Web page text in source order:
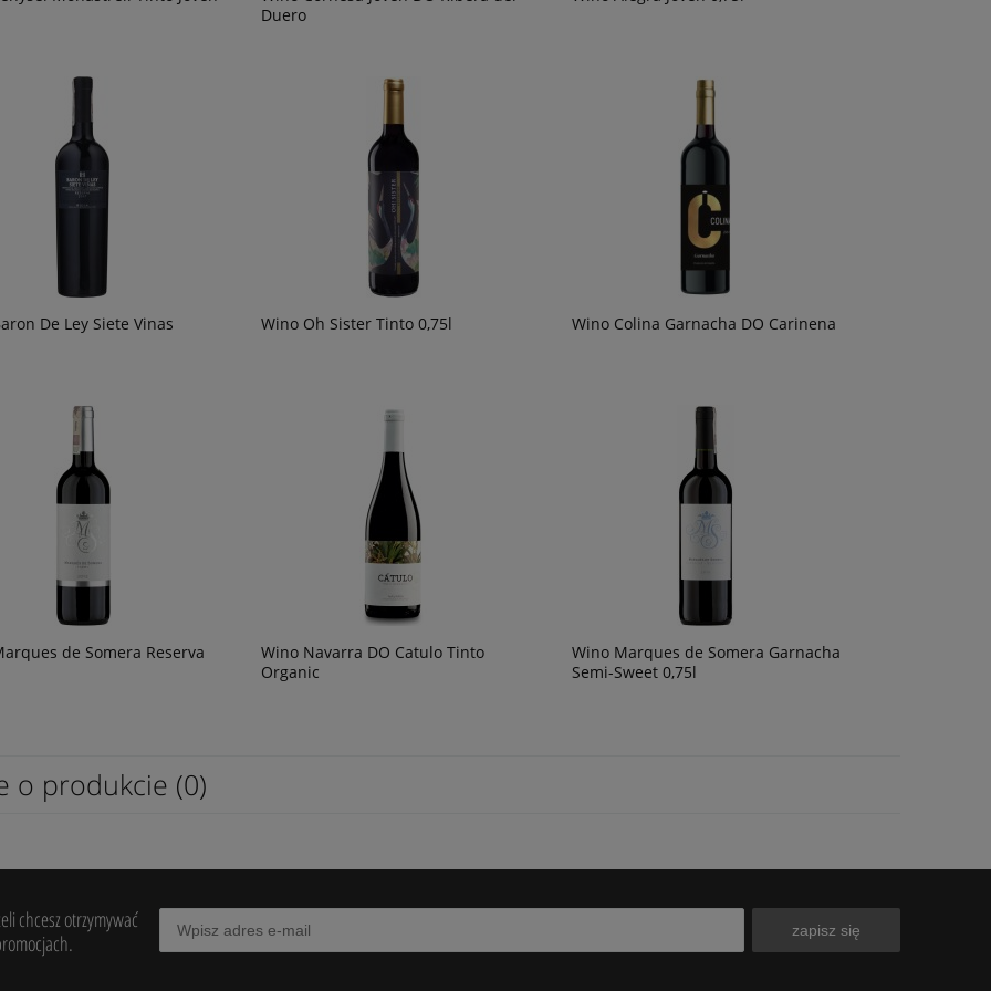
Duero
De Ley Siete Vinas Wino Oh Sister Tinto 0,75l Wino Colina Garnacha DO Carinena
de Somera Reserva
Wino Navarra DO Catulo Tinto
Organic
Wino Marques de Somera Garnacha
Semi-Sweet 0,75l
o produkcie (0)
chcesz otrzymywać
zapisz się